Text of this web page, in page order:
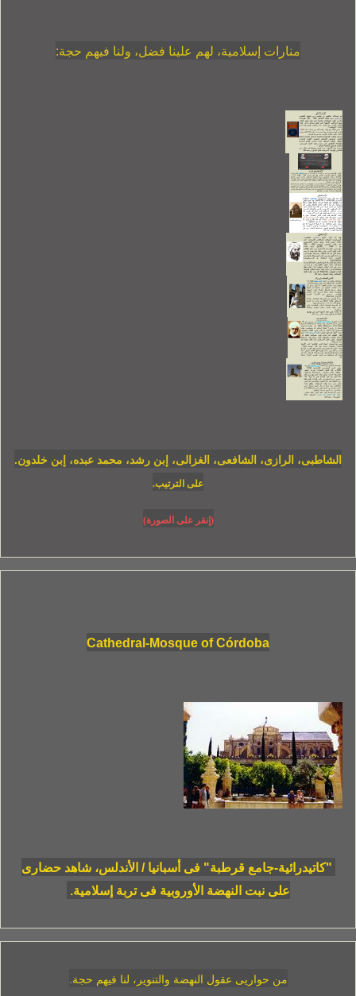
منارات إسلامية، لهم علينا فضل، ولنا فيهم حجة:
الشاطبى، الرازى، الشافعى، الغزالى، إبن رشد، محمد عبده، إبن خلدون.
على الترتيب.
(إنقر على الصورة)
Cathedral-Mosque of Córdoba
"كاتيدرائية-جامع قرطبة" فى أسبانيا / الأندلس، شاهد حضارى
على نبت النهضة الأوروبية فى تربة إسلامية.
من حواريى عقول النهضة والتنوير، لنا فيهم حجة.